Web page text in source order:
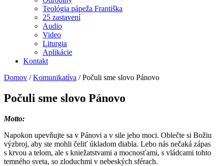
Teológia pápeža Františka
25 zastavení
Audio
Video
Liturgia
Aplikácie
Kontakt
Domov /Komunikatíva /Počuli sme slovo Pánovo
Počuli sme slovo Pánovo
Motto:
Napokon upevňujte sa v Pánovi a v sile jeho moci. Oblečte si Božiu
výzbroj, aby ste mohli čeliť úkladom diabla. Lebo nás nečaká zápas
s krvou a telom, ale s kniežatstvami a mocnosťami, s vládcami tohto
temného sveta, so zloduchmi v nebeských sférach.